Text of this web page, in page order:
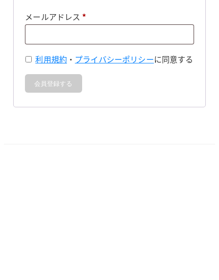
メールアドレス *必
利用規約 ・ プライバシーポリシーに同意する
会員登録する